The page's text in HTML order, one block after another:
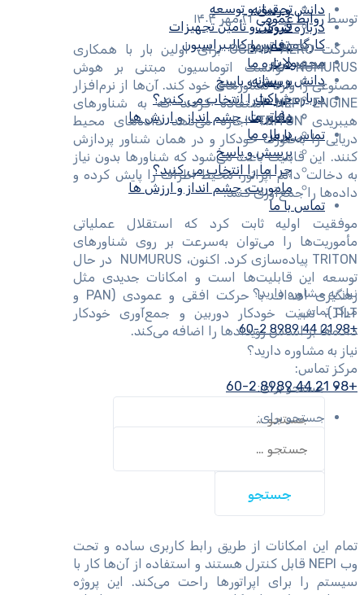
دانش و رسانه
درباره شرکت
دفاتر ما
درباره ما
پرسش و پاسخ
چرا ما را انتخاب می کنید؟
ماموریت، چشم انداز و ارزش ها
تماس با ما
نیاز به مشاوره دارید؟
مرکز تماس:
+98 21 44 8989 60-2
جستجو برای:
تحقیق و توسعه
فروش و تأمین تجهیزات
کارگاه تعمیر و کالیبراسیون
محصولات
دانش و رسانه
درباره شرکت
دفاتر ما
درباره ما
پرسش و پاسخ
چرا ما را انتخاب می کنید؟
ماموریت، چشم انداز و ارزش ها
تماس با ما
نیاز به مشاوره دارید؟
مرکز تماس:
+98 21 44 8989 60-2
جستجو برای:
توسط روابط عمومی ۲۱ مهر ۱۴۰۴
شرکت OCEAN AERO برای اولین بار با همکاری
NUMURUS توانست اتوماسیون مبتنی بر هوش
مصنوعی را وارد شناورهای خود کند. آن‌ها از نرم‌افزار
NEPI ENGINE استفاده کردند که به شناورهای
هیبریدی TRITON اجازه می‌دهد داده‌های محیط
دریایی را به‌صورت خودکار و در همان شناور پردازش
کنند. این قابلیت باعث می‌شود که شناورها بدون نیاز
به دخالت دائم اپراتور، محیط اطراف را پایش کرده و
داده‌ها را جمع‌آوری کنند.
موفقیت اولیه ثابت کرد که استقلال عملیاتی
مأموریت‌ها را می‌توان به‌سرعت بر روی شناورهای
TRITON پیاده‌سازی کرد. اکنون، NUMURUS در حال
توسعه این قابلیت‌ها است و امکانات جدیدی مثل
رهگیری اهداف با حرکت افقی و عمودی (PAN و
TILT)، تثبیت خودکار دوربین و جمع‌آوری خودکار
داده‌ها بر اساس رویدادها را اضافه می‌کند.
تمام این امکانات از طریق رابط کاربری ساده و تحت
وب NEPI قابل کنترل هستند و استفاده از آن‌ها کار با
سیستم را برای اپراتورها راحت می‌کند. این پروژه